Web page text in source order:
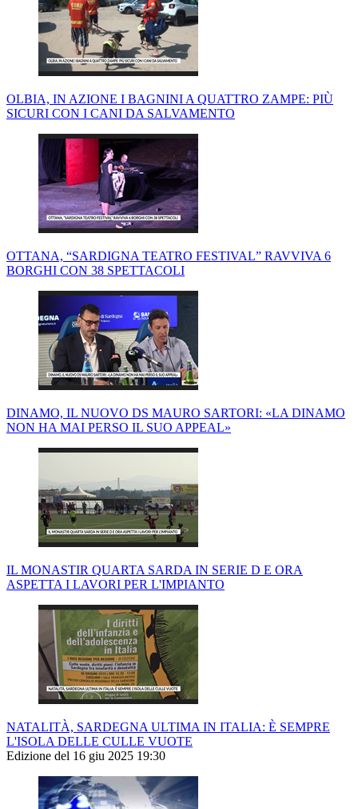
OLBIA, IN AZIONE I BAGNINI A QUATTRO ZAMPE: PIÙ
SICURI CON I CANI DA SALVAMENTO
OTTANA, “SARDIGNA TEATRO FESTIVAL” RAVVIVA 6
BORGHI CON 38 SPETTACOLI
DINAMO, IL NUOVO DS MAURO SARTORI: «LA DINAMO
NON HA MAI PERSO IL SUO APPEAL»
IL MONASTIR QUARTA SARDA IN SERIE D E ORA
ASPETTA I LAVORI PER L'IMPIANTO
NATALITÀ, SARDEGNA ULTIMA IN ITALIA: È SEMPRE
L'ISOLA DELLE CULLE VUOTE
Edizione del 16 giu 2025 19:30